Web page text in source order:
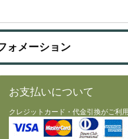
ォメーション
お支払いについて
クレジットカード・代金引換がご利